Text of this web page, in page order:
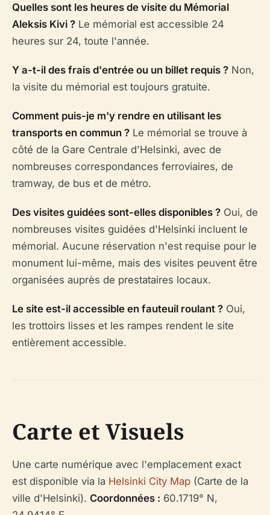
Quelles sont les heures de visite du Mémorial
Aleksis Kivi ? Le mémorial est accessible 24
heures sur 24, toute l'année.
Y a-t-il des frais d'entrée ou un billet requis ? Non,
la visite du mémorial est toujours gratuite.
Comment puis-je m'y rendre en utilisant les
transports en commun ? Le mémorial se trouve à
côté de la Gare Centrale d'Helsinki, avec de
nombreuses correspondances ferroviaires, de
tramway, de bus et de métro.
Des visites guidées sont-elles disponibles ? Oui, de
nombreuses visites guidées d'Helsinki incluent le
mémorial. Aucune réservation n'est requise pour le
monument lui-même, mais des visites peuvent être
organisées auprès de prestataires locaux.
Le site est-il accessible en fauteuil roulant ? Oui,
les trottoirs lisses et les rampes rendent le site
entièrement accessible.
Carte et Visuels
Une carte numérique avec l'emplacement exact
est disponible via la Helsinki City Map (Carte de la
ville d'Helsinki). Coordonnées : 60.1719° N,